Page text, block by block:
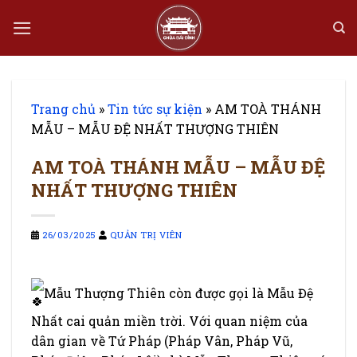
qua
Trang chủ »Tin tức sự kiện » AM TOÀ THÁNH
MẪU – MẪU ĐỆ NHẤT THƯỢNG THIÊN
AM TOÀ THÁNH MẪU – MẪU ĐỆ
NHẤT THƯỢNG THIÊN
26/03/2025 QUẢN TRỊ VIÊN
Mẫu Thượng Thiên còn được gọi là Mẫu Đệ
Nhất cai quản miền trời. Với quan niệm của
dân gian về Tứ Pháp (Pháp Vân, Pháp Vũ,